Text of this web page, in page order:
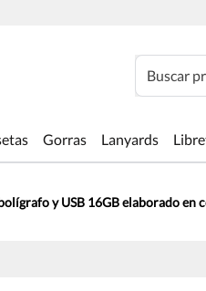
Buscar
Gorras Lanyards
y USB 16GB elaborado en